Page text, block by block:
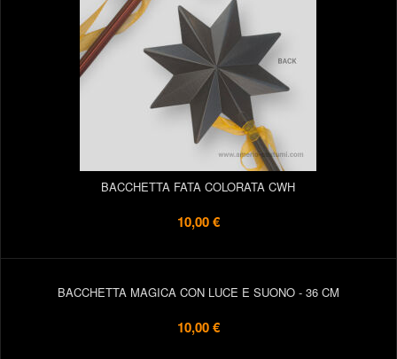
BACCHETTA FATA COLORATA CWH
10,00 €
BACCHETTA MAGICA CON LUCE E SUONO - 36 CM
10,00 €